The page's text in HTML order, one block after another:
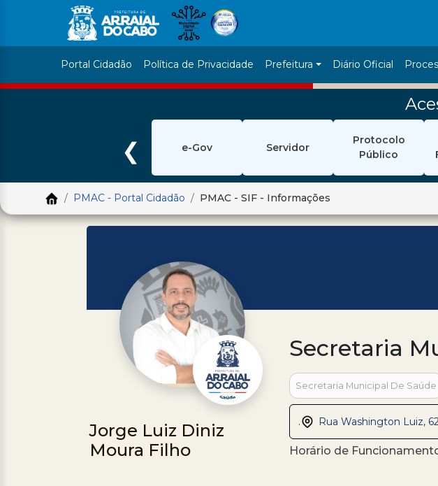
Portal Cidadão Política de Privacidade Prefeitura Diário Oficial
❮ e-Gov Servidor
Protocolo
Público
PMAC - Portal Cidadão PMAC - SIF - Informações
Jorge Luiz Diniz
Moura Filho
Secretaria
Secretaria Municipal De Saúde
. Rua Washington Luiz,
Horário de